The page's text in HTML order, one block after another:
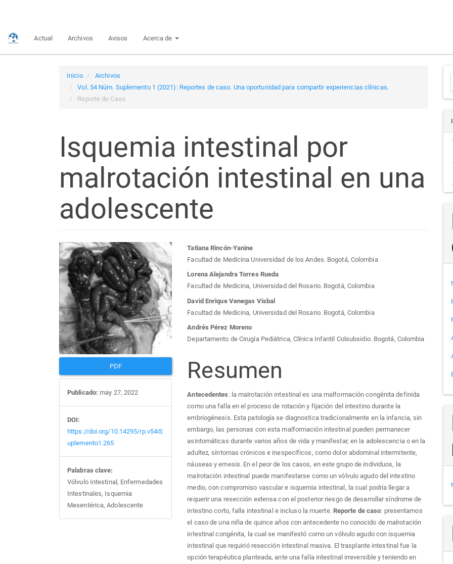
principalActual Archivos Avisos Acerca de
Inicio
Archivos
Vol. 54 Núm. Suplemento 1 (2021): Reportes de caso. Una oportunidad para compartir experiencias clínicas.
Reporte de Caso
Isquemia intestinal por
malrotación intestinal en una
adolescente
Barra
lateral
del
artículo
PDF
Publicado: may 27, 2022
DOI:
https://doi.org/10.14295/rp.v54iS
uplemento1.265
Palabras clave:
Vólvulo Intestinal, Enfermedades
Intestinales, Isquemia
Mesentérica, Adolescente
Contenido
principal
del
artículo
Tatiana Rincón-Yanine
Facultad de Medicina Universidad de los Andes. Bogotá, Colombia
Lorena Alejandra Torres Rueda
Facultad de Medicina, Universidad del Rosario. Bogotá, Colombia
David Enrique Venegas Visbal
Facultad de Medicina, Universidad del Rosario. Bogotá, Colombia
Andrés Pérez Moreno
Departamento de Cirugía Pediátrica, Clínica Infantil Colsubsidio. Bogotá, Colombia
Resumen
Antecedentes : la malrotación intestinal es una malformación congénita definida
como una falla en el proceso de rotación y fijación del intestino durante la
embriogénesis. Esta patología se diagnostica tradicionalmente en la infancia, sin
embargo, las personas con esta malformación intestinal pueden permanecer
asintomáticas durante varios años de vida y manifestar, en la adolescencia o en la
adultez, síntomas crónicos e inespecíficos, como dolor abdominal intermitente,
náuseas y emesis. En el peor de los casos, en este grupo de individuos, la
malrotación intestinal puede manifestarse como un vólvulo agudo del intestino
medio, con compromiso vascular e isquemia intestinal, la cual podría llegar a
requerir una resección extensa con el posterior riesgo de desarrollar síndrome de
intestino corto, falla intestinal e incluso la muerte. Reporte de caso: presentamos
el caso de una niña de quince años con antecedente no conocido de malrotación
intestinal congénita, la cual se manifestó como un vólvulo agudo con isquemia
intestinal que requirió resección intestinal masiva. El trasplante intestinal fue la
opción terapéutica planteada, ante una falla intestinal irreversible y teniendo en